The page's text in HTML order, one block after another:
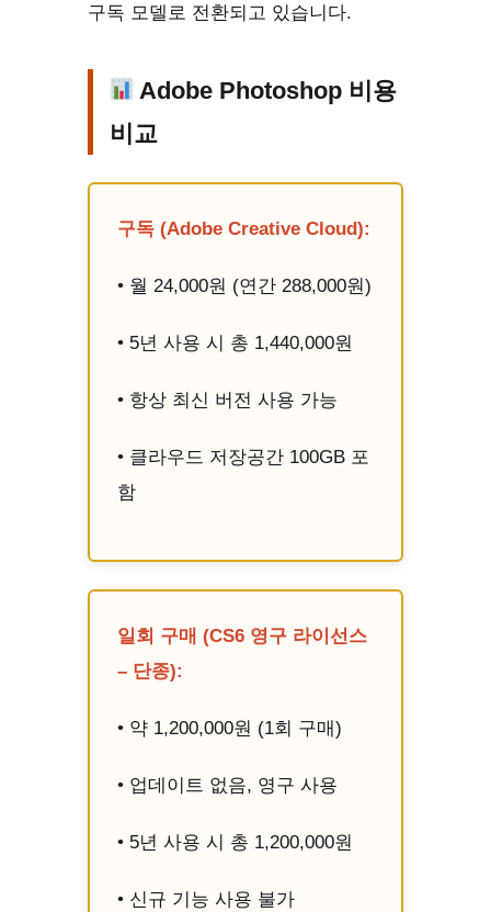
구독 모델로 전환되고 있습니다.
Adobe Photoshop 비용
비교
구독 (Adobe Creative Cloud):
• 월 24,000원 (연간 288,000원)
• 5년 사용 시 총 1,440,000원
• 항상 최신 버전 사용 가능
• 클라우드 저장공간 100GB 포
함
일회 구매 (CS6 영구 라이선스
– 단종):
• 약 1,200,000원 (1회 구매)
• 업데이트 없음, 영구 사용
• 5년 사용 시 총 1,200,000원
• 신규 기능 사용 불가